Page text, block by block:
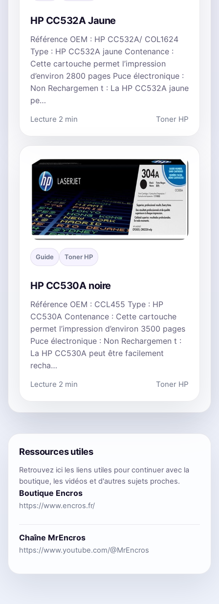
HP CC532A Jaune
Référence OEM : HP CC532A/ COL1624
Type : HP CC532A jaune Contenance :
Cette cartouche permet l’impression
d’environ 2800 pages Puce électronique :
Non Rechargemen t : La HP CC532A jaune
pe…
Lecture 2 min Toner HP
Guide Toner HP
HP CC530A noire
Référence OEM : CCL455 Type : HP
CC530A Contenance : Cette cartouche
permet l’impression d’environ 3500 pages
Puce électronique : Non Rechargemen t :
La HP CC530A peut être facilement
recha…
Lecture 2 min Toner HP
Ressources utiles
Retrouvez ici les liens utiles pour continuer avec la
boutique, les vidéos et d'autres sujets proches.
Boutique Encros
https://www.encros.fr/
Chaîne MrEncros
https://www.youtube.com/@MrEncros